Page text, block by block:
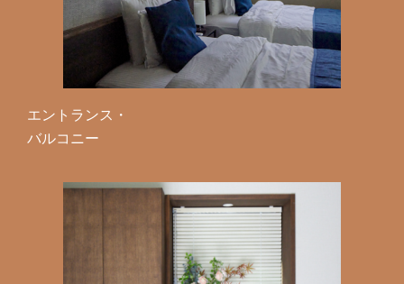
エントランス・
バルコニー